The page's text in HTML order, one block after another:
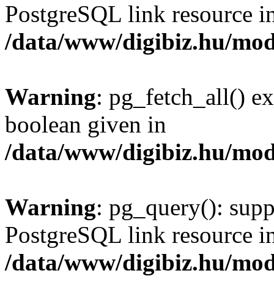
PostgreSQL link resource
/data/www/digibiz.hu/
Warning: pg_fetch_all()
boolean given in
/data/www/digibiz.hu/
Warning: pg_query():
PostgreSQL link resource
/data/www/digibiz.hu/